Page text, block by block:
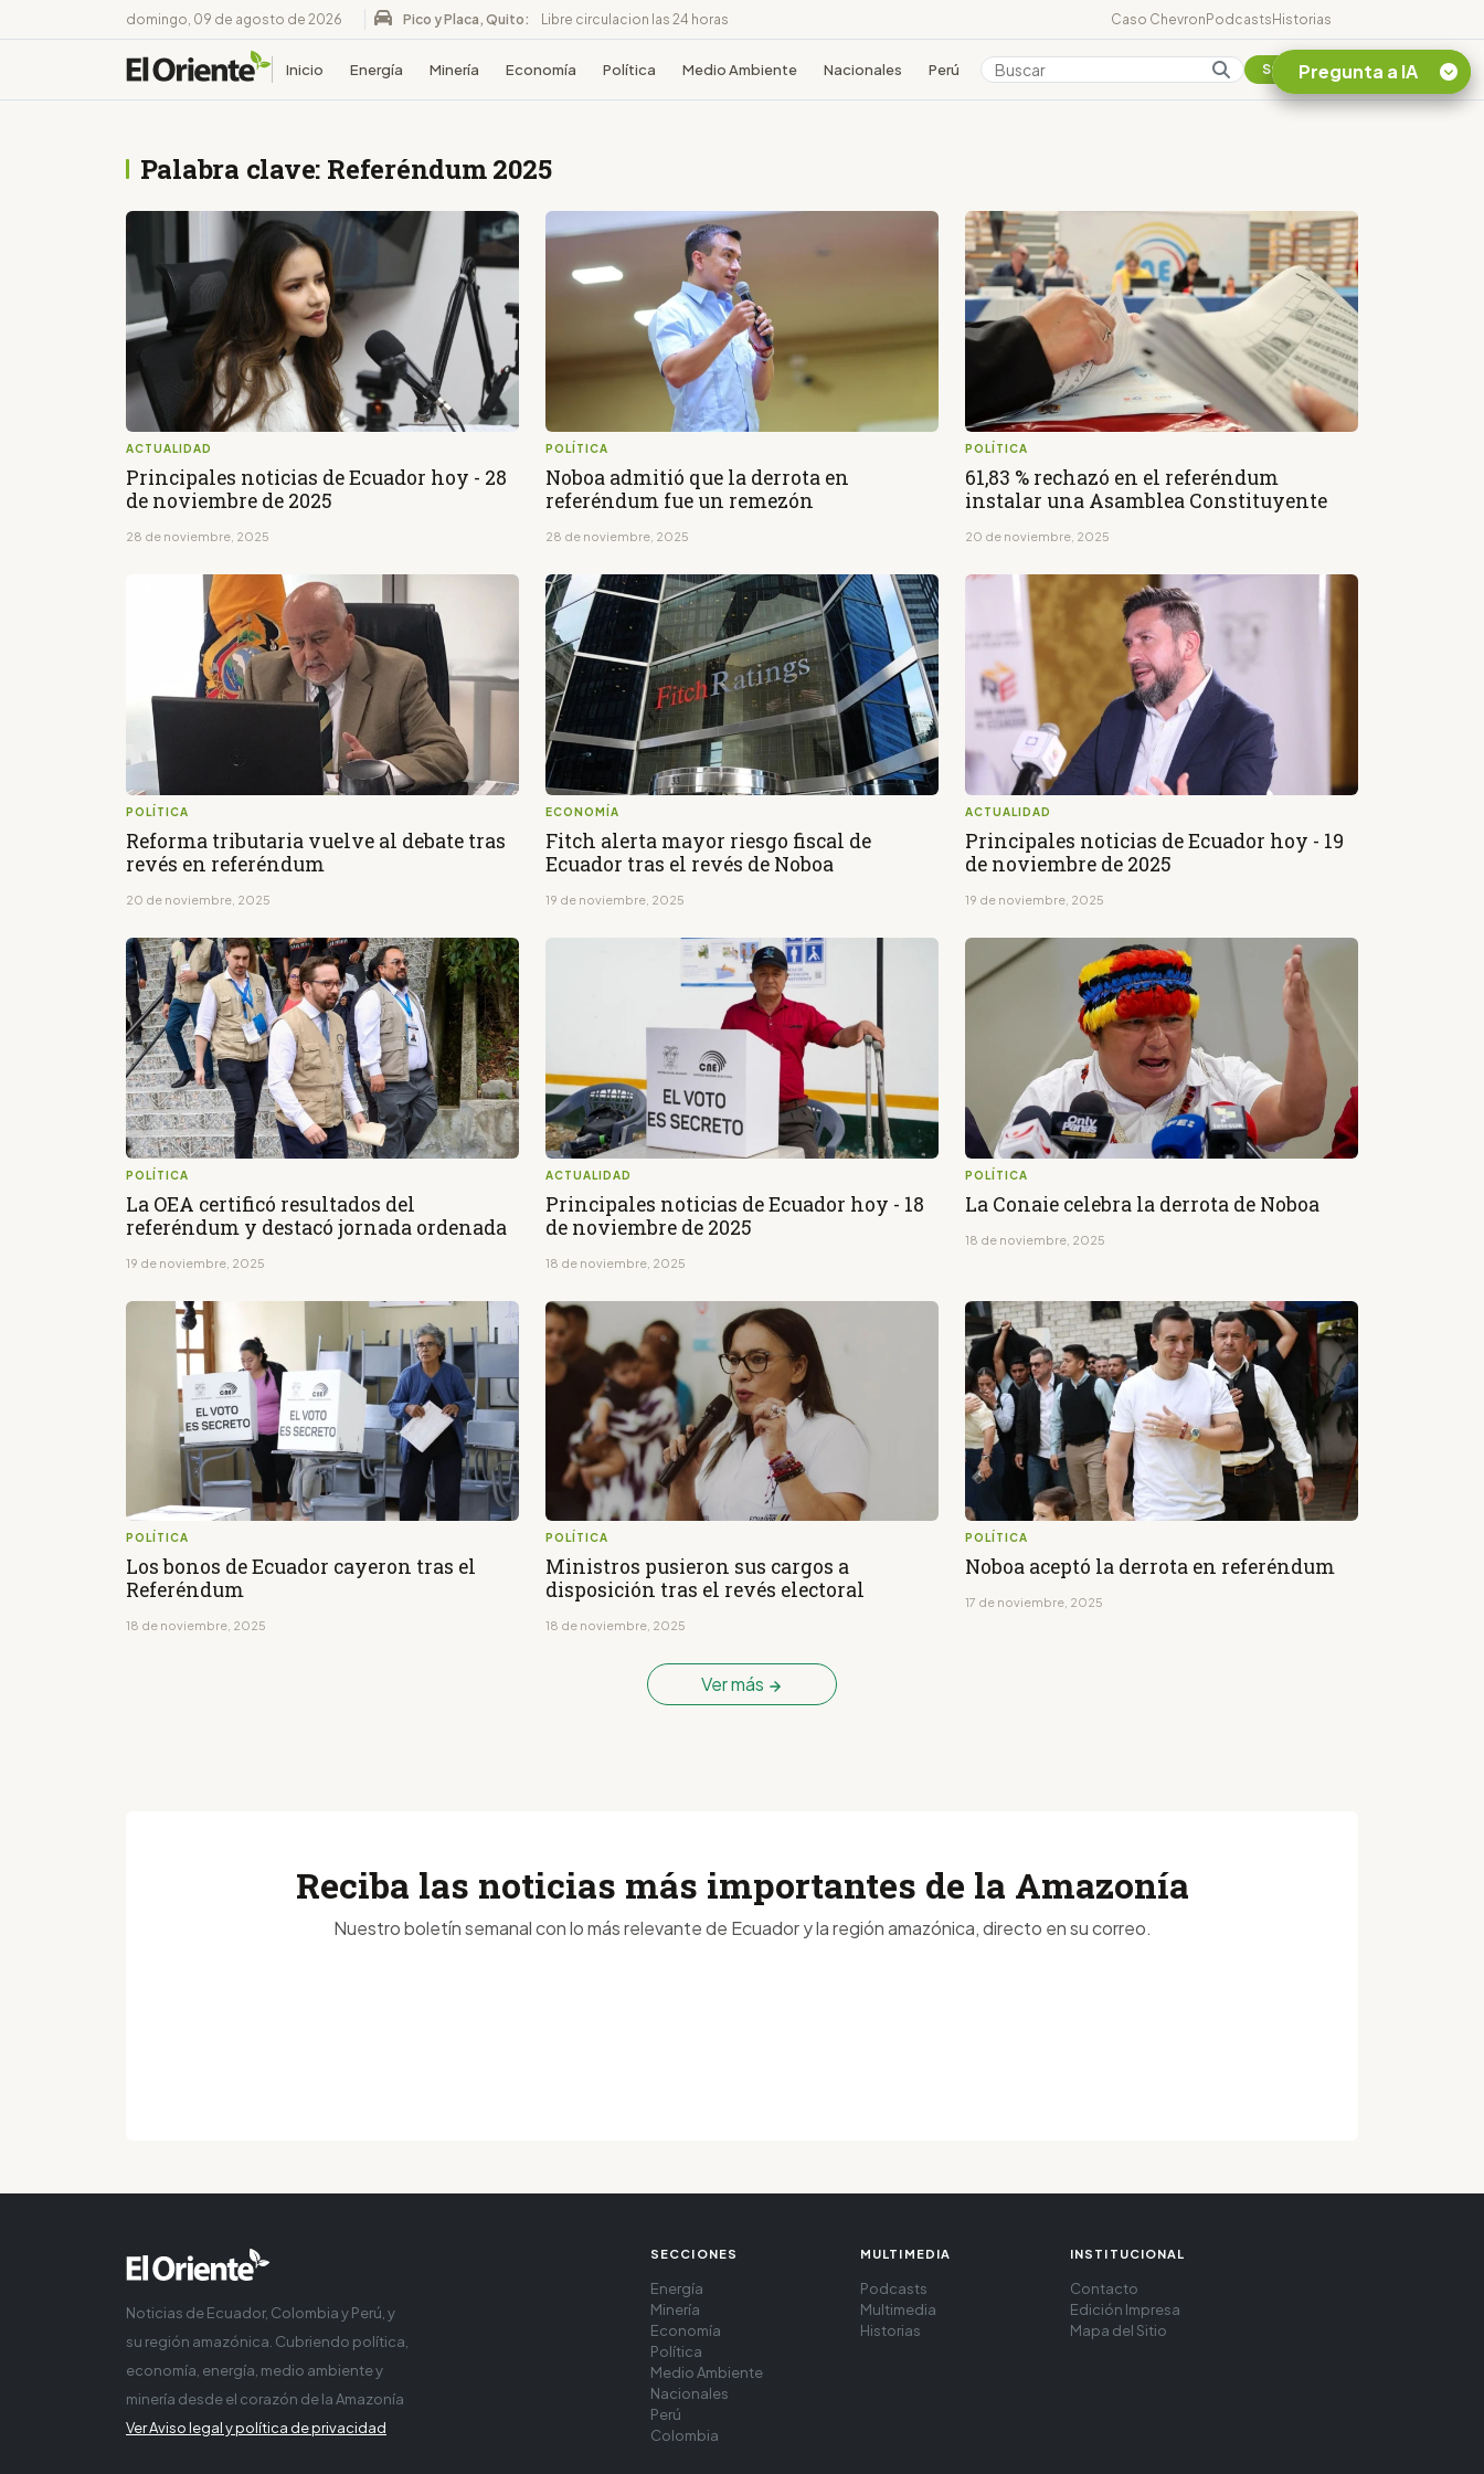
domingo, 09 de agosto de 2026 Pico y Placa, Quito: Libre circulacion las 24 horas Caso ChevronPodcastsHistorias
Inicio Energía Minería Economía Política Medio Ambiente Nacionales Perú Colombia Suscribirse
Palabra clave: Referéndum 2025
ACTUALIDAD
Principales noticias de Ecuador hoy - 28
de noviembre de 2025
28 de noviembre, 2025
POLÍTICA
Noboa admitió que la derrota en
referéndum fue un remezón
28 de noviembre, 2025
POLÍTICA
61,83 % rechazó en el referéndum
instalar una Asamblea Constituyente
20 de noviembre, 2025
POLÍTICA
Reforma tributaria vuelve al debate tras
revés en referéndum
20 de noviembre, 2025
ECONOMÍA
Fitch alerta mayor riesgo fiscal de
Ecuador tras el revés de Noboa
19 de noviembre, 2025
ACTUALIDAD
Principales noticias de Ecuador hoy - 19
de noviembre de 2025
19 de noviembre, 2025
POLÍTICA
La OEA certificó resultados del
referéndum y destacó jornada ordenada
19 de noviembre, 2025
ACTUALIDAD
Principales noticias de Ecuador hoy - 18
de noviembre de 2025
18 de noviembre, 2025
POLÍTICA
La Conaie celebra la derrota de Noboa
18 de noviembre, 2025
POLÍTICA
Los bonos de Ecuador cayeron tras el
Referéndum
18 de noviembre, 2025
POLÍTICA
Ministros pusieron sus cargos a
disposición tras el revés electoral
18 de noviembre, 2025
POLÍTICA
Noboa aceptó la derrota en referéndum
17 de noviembre, 2025
Ver más
Pregunta a IA
Listar destinos
turísticos de la
Amazonia Ecuatoriana
¿En que consiste la
tasa minera que rige en
Ecuador?
Reciba las noticias más importantes de la Amazonía
Nuestro boletín semanal con lo más relevante de Ecuador y la región amazónica, directo en su correo.
Noticias de Ecuador, Colombia y Perú, y
su región amazónica. Cubriendo política,
economía, energía, medio ambiente y
minería desde el corazón de la Amazonía
Ver Aviso legal y política de privacidad
SECCIONES
Energía
Minería
Economía
Política
Medio Ambiente
Nacionales
Perú
Colombia
MULTIMEDIA
Podcasts
Multimedia
Historias
INSTITUCIONAL
Contacto
Edición Impresa
Mapa del Sitio